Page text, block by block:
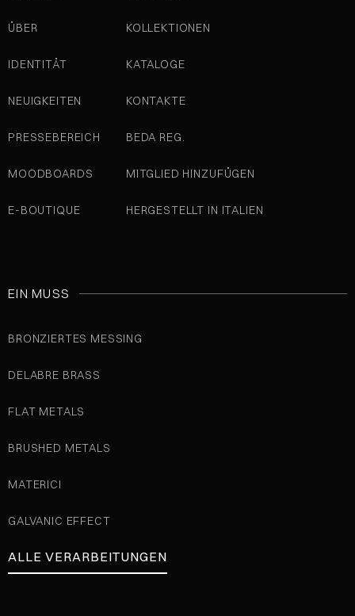
ÜBER
IDENTITÄT
NEUIGKEITEN
PRESSEBEREICH
MOODBOARDS
E-BOUTIQUE
KOLLEKTIONEN
KATALOGE
KONTAKTE
BEDA REG.
MITGLIED HINZUFÜGEN
HERGESTELLT IN ITALIEN
EIN MUSS
BRONZIERTES MESSING
DELABRE BRASS
FLAT METALS
BRUSHED METALS
MATERICI
GALVANIC EFFECT
ALLE VERARBEITUNGEN